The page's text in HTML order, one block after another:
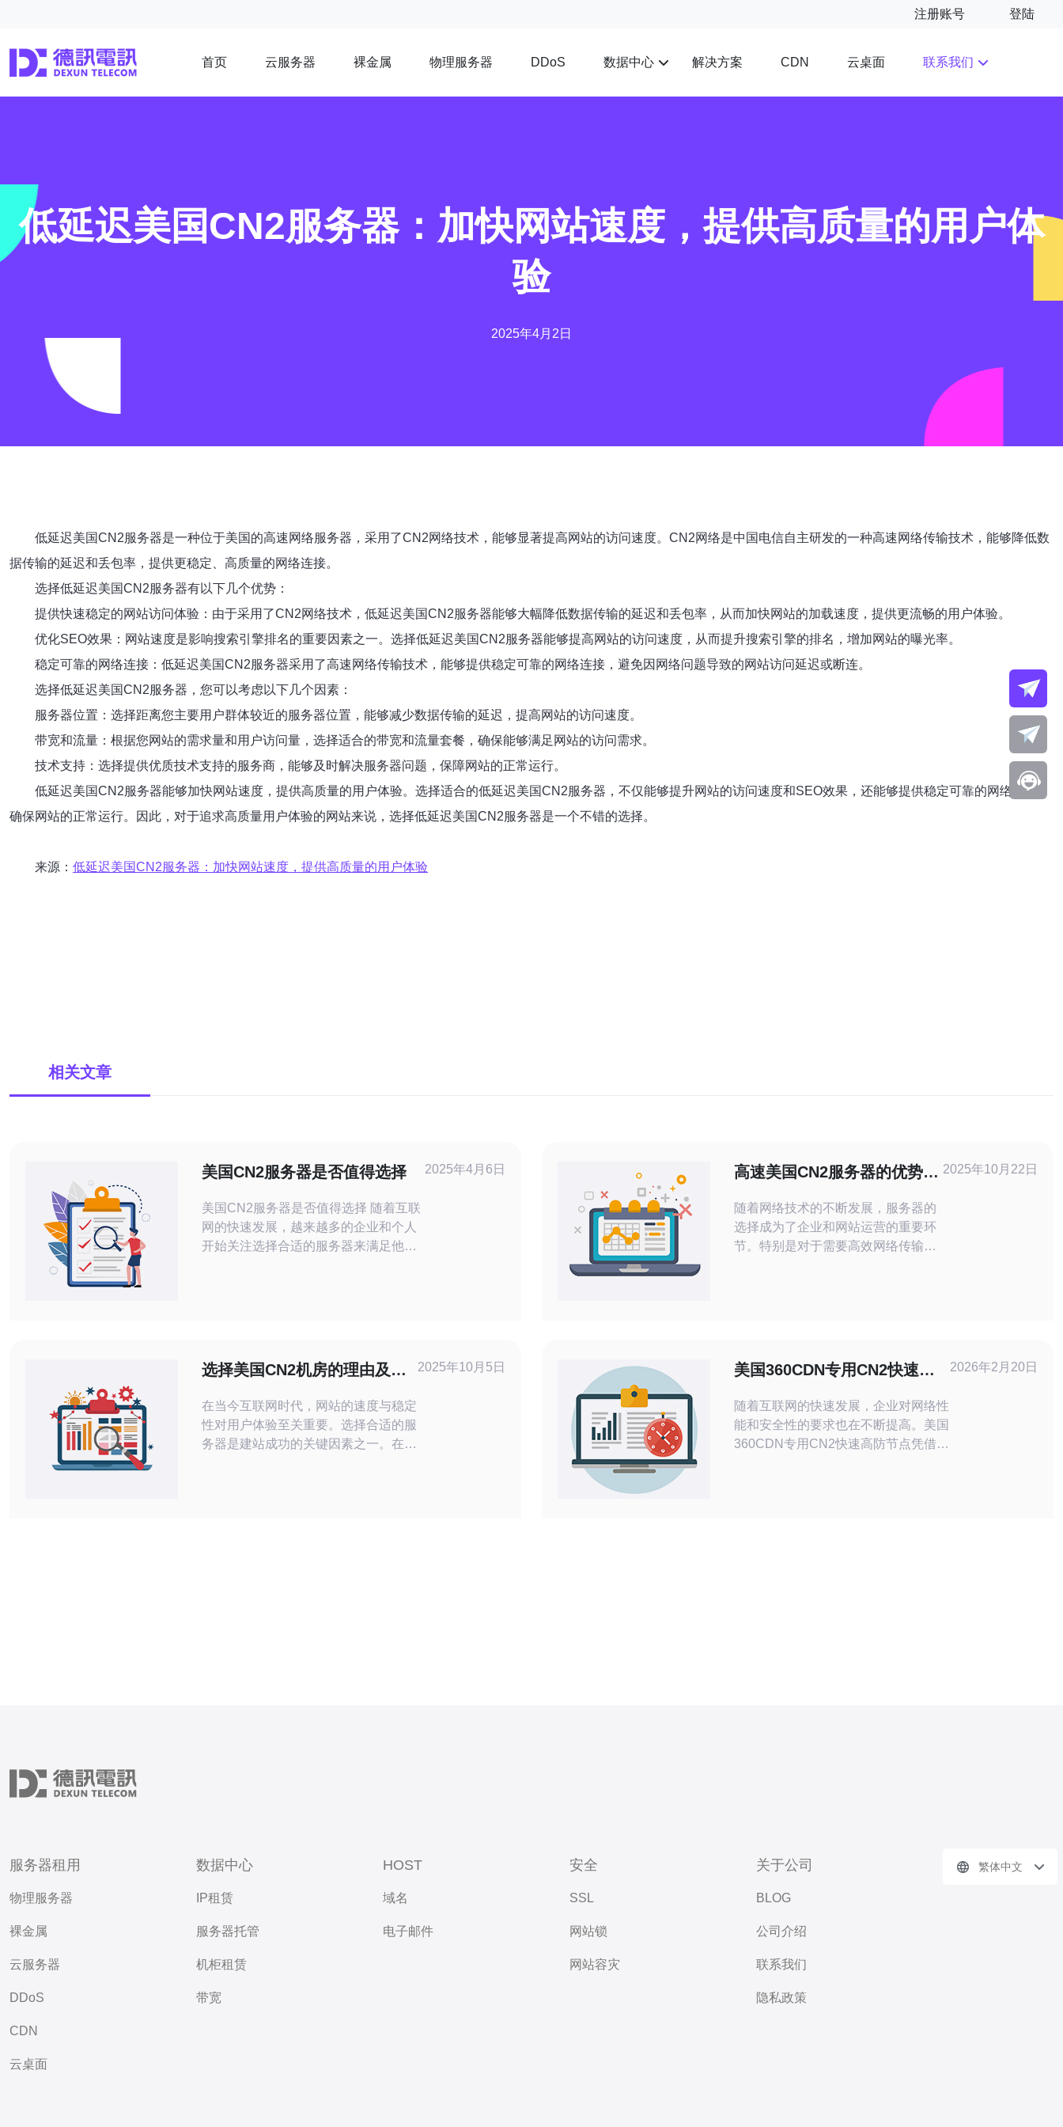
注册账号 登陆
首页 云服务器 裸金属 物理服务器 DDoS 数据中心 解决方案 CDN 云桌面 联系我们
低延迟美国CN2服务器：加快网站速度，提供高质量的用户体
验
2025年4月2日
低延迟美国CN2服务器是一种位于美国的高速网络服务器，采用了CN2网络技术，能够显著提高网站的访问速度。CN2网络是中国电信自主研发的一种高速网络传输技术，能够降低数
据传输的延迟和丢包率，提供更稳定、高质量的网络连接。
选择低延迟美国CN2服务器有以下几个优势：
提供快速稳定的网站访问体验：由于采用了CN2网络技术，低延迟美国CN2服务器能够大幅降低数据传输的延迟和丢包率，从而加快网站的加载速度，提供更流畅的用户体验。
优化SEO效果：网站速度是影响搜索引擎排名的重要因素之一。选择低延迟美国CN2服务器能够提高网站的访问速度，从而提升搜索引擎的排名，增加网站的曝光率。
稳定可靠的网络连接：低延迟美国CN2服务器采用了高速网络传输技术，能够提供稳定可靠的网络连接，避免因网络问题导致的网站访问延迟或断连。
选择低延迟美国CN2服务器，您可以考虑以下几个因素：
服务器位置：选择距离您主要用户群体较近的服务器位置，能够减少数据传输的延迟，提高网站的访问速度。
带宽和流量：根据您网站的需求量和用户访问量，选择适合的带宽和流量套餐，确保能够满足网站的访问需求。
技术支持：选择提供优质技术支持的服务商，能够及时解决服务器问题，保障网站的正常运行。
低延迟美国CN2服务器能够加快网站速度，提供高质量的用户体验。选择适合的低延迟美国CN2服务器，不仅能够提升网站的访问速度和SEO效果，还能够提供稳定可靠的网络连接，
确保网站的正常运行。因此，对于追求高质量用户体验的网站来说，选择低延迟美国CN2服务器是一个不错的选择。
来源： 低延迟美国CN2服务器：加快网站速度，提供高质量的用户体验
相关文章
美国CN2服务器是否值得选择
美国CN2服务器是否值得选择 随着互联
网的快速发展，越来越多的企业和个人
开始关注选择合适的服务器来满足他们
连接，能够提供更快的数据传输速度和
更稳定的
2025年4月6日
高速美国CN2服务器的优势与
随着网络技术的不断发展，服务器的
选择成为了企业和网站运营的重要环
节。特别是对于需要高效网络传输的
如何选择适合自己的CN2服务器。 什
么是CN2服务器？ CN2服务器是中国
电信推出的一
2025年10月22日
选择美国CN2机房的理由及其
在当今互联网时代，网站的速度与稳定
性对用户体验至关重要。选择合适的服
务器是建站成功的关键因素之一。在众
2025年10月5日
美国360CDN专用CN2快速高
随着互联网的快速发展，企业对网络性
能和安全性的要求也在不断提高。美国
360CDN专用CN2快速高防节点凭借其
2026年2月20日
服务器租用
物理服务器
裸金属
云服务器
DDoS
CDN
云桌面
数据中心
IP租赁
服务器托管
机柜租赁
带宽
HOST
域名
电子邮件
安全
SSL
网站锁
网站容灾
关于公司
BLOG
公司介绍
联系我们
隐私政策
繁体中文